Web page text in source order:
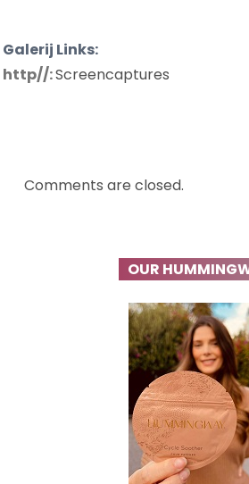
Galerij Links:
http//:Screencaptures
Comments are closed.
OUR